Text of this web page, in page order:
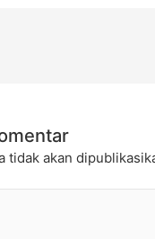
tidak akan